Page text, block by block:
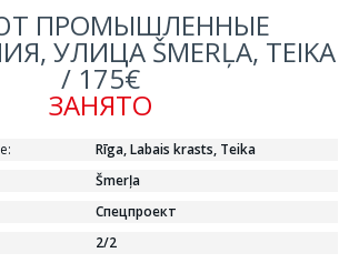
ПРОМЫШЛЕННЫЕ
УЛИЦА ŠMERĻA, TEIKA
/ 175€
ЗАНЯТО
Rīga, Labais krasts, Teika
Šmerļa
Спецпроект
2/2